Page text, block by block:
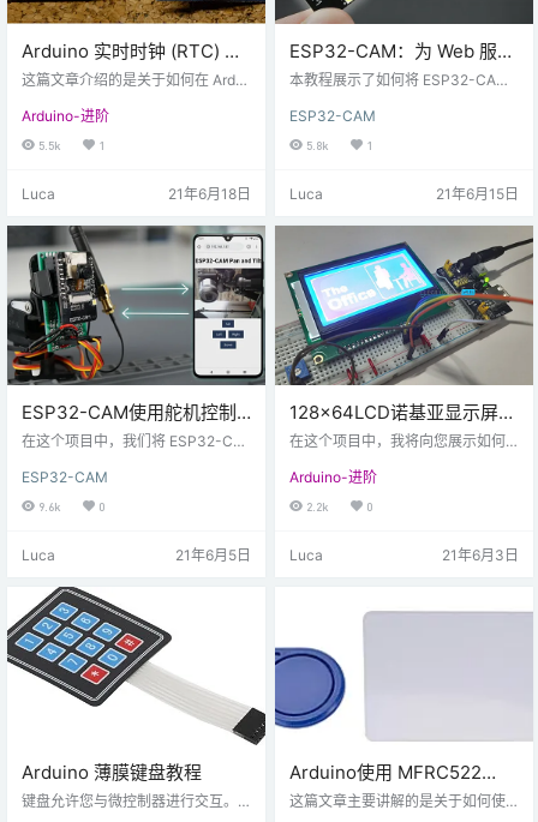
Arduino 实时时钟 (RTC) 模
块指南（DS1307 和
这篇文章介绍的是关于如何在 Ardui
模块。对于 DS3231 RTC 等其它类
似模块，您也可以按照本指南进行
操作。 实时时钟模块介绍 实时时钟
用该模块时，需要焊接一些排针。
池。这允许模块保留时间，即使它
没有被 Arduino 供电。这样，每次
打开和关闭模块时，时间都不会重
置。 该模块…
Arduino-进阶
5.5k 1
Luca 21年6月18日
ESP32-CAM：为 Web 服务
器（Arduino IDE）设置接入
本教程展示了如何将 ESP32-CAM
点 (AP)--热点。这样，您无需连接
到路由器即可访问 Web 服务器。我
们将使用 Arduino IDE 对 ESP32-C
（Station） 在之前的ESP32-CAM
中，我们可以通过本地局域网网络
访问 ESP…
ESP32-CAM
5.8k 1
Luca 21年6月15日
ESP32-CAM使用舵机控制
旋转-视频流网络服务器（2
在这个项目中，我们将 ESP32-CA
（舵机）的平移（旋转）和倾斜
（上下移动）支架上。使用平移和
倾斜摄像机支架，您可以向上、向
非常适合监控。ESP32-CAM 搭建
控制伺服电机移动相机。 本文中，
伺服电机，指的是平时我们讲的舵
机。 开发板兼容性：对于这个项
目，您需要一个 ESP32 相机开发
板， 所需…
ESP32-CAM
9.6k 0
Luca 21年6月5日
128×64LCD诺基亚显示屏
与 Arduino 连接教程
在这个项目中，我将向您展示如何
NO 连接。这个特殊的 LCD 模块基
于 ST7920 LCD 控制器。因此，我
们将首先了解图形 LCD 模块及其 L
看到将 128×64 图形 LCD 与 Arduin
项目中，我将诺基亚 51…
Arduino-进阶
2.2k 0
Luca 21年6月3日
Arduino 薄膜键盘教程
键盘允许您与微控制器进行交互。
Arduino使用 MFRC522
RFID 阅读器进行安全访问
这篇文章主要讲解的是关于如何使